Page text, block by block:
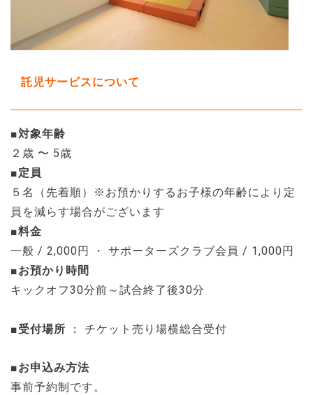
託児サービスについて
■対象年齢
２歳 〜 5歳
■定員
５名（先着順）※お預かりするお子様の年齢により定
員を減らす場合がございます
■料金
一般 / 2,000円 ・ サポーターズクラブ会員 / 1,000円
■お預かり時間
キックオフ30分前～試合終了後30分
■受付場所 ： チケット売り場横総合受付
■お申込み方法
事前予約制です。